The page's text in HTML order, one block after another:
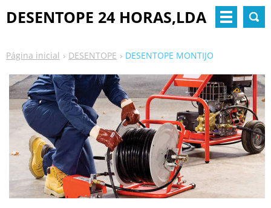
DESENTOPE 24 HORAS,LDA
Página inicial DESENTOPE DESENTOPE MONTIJO